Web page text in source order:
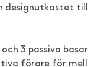
designutkastet
och 3 passiva
förare för